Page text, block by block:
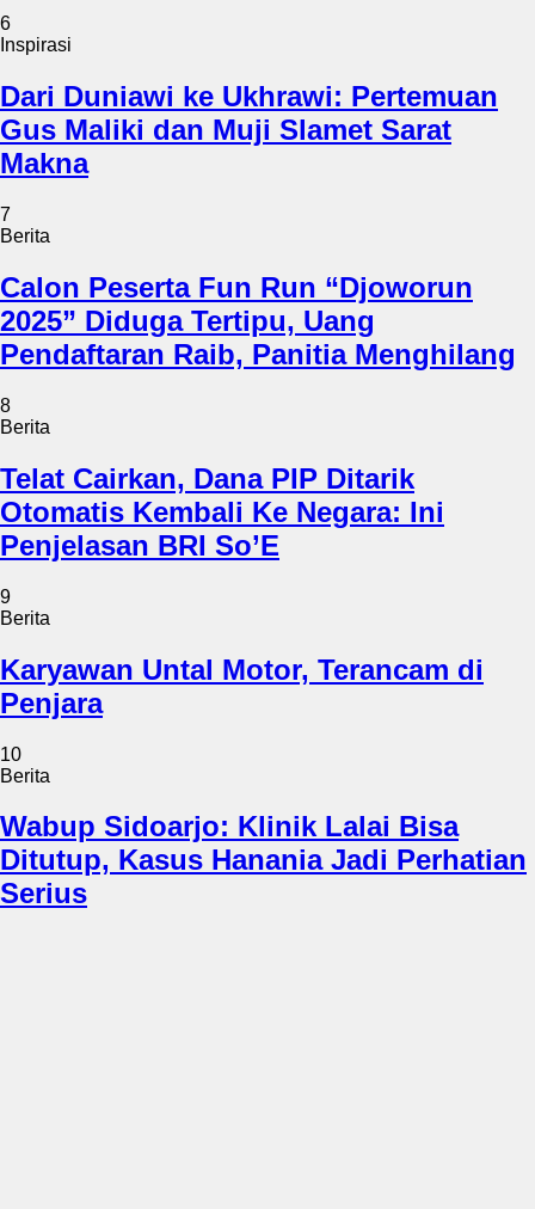
6
Inspirasi
Dari Duniawi ke Ukhrawi: Pertemuan
Gus Maliki dan Muji Slamet Sarat
Makna
7
Berita
Calon Peserta Fun Run “Djoworun
2025” Diduga Tertipu, Uang
Pendaftaran Raib, Panitia Menghilang
8
Berita
Telat Cairkan, Dana PIP Ditarik
Otomatis Kembali Ke Negara: Ini
Penjelasan BRI So’E
9
Berita
Karyawan Untal Motor, Terancam di
Penjara
10
Berita
Wabup Sidoarjo: Klinik Lalai Bisa
Ditutup, Kasus Hanania Jadi Perhatian
Serius